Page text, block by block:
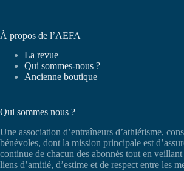
À propos de l’AEFA
La revue
Qui sommes-nous ?
Ancienne boutique
Qui sommes nous ?
Une association d’entraîneurs d’athlétisme,
bénévoles, dont la mission principale est
continue de chacun des abonnés tout en
liens d’amitié, d’estime et de respect entre les